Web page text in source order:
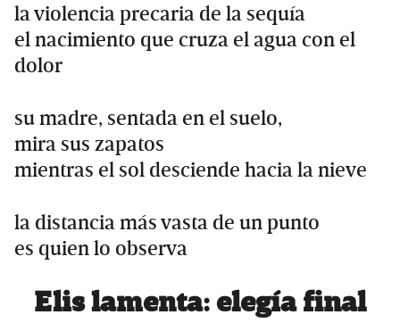
la violencia precaria de la sequía
el nacimiento que cruza el agua con el
dolor
su madre, sentada en el suelo,
mira sus zapatos
mientras el sol desciende hacia la nieve
la distancia más vasta de un punto
es quien lo observa
Elis lamenta: elegía final